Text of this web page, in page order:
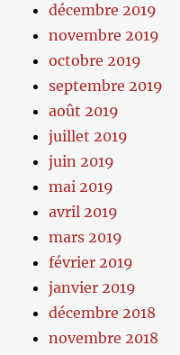
décembre 2019
novembre 2019
octobre 2019
septembre 2019
août 2019
juillet 2019
juin 2019
mai 2019
avril 2019
mars 2019
février 2019
janvier 2019
décembre 2018
novembre 2018